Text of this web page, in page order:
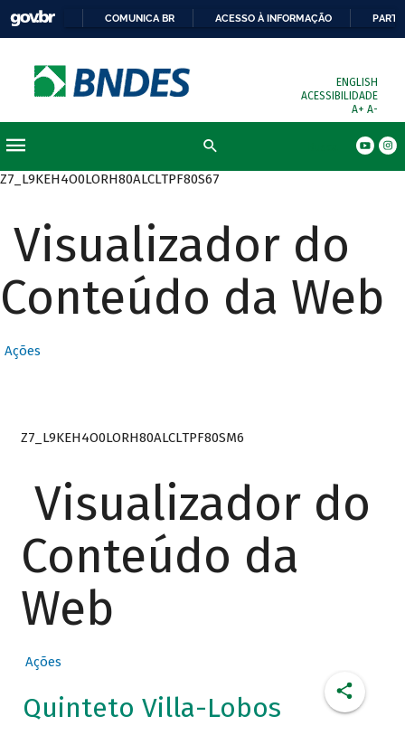
COMUNICA BR ACESSO À INFORMAÇÃO
ENGLISH
ACESSIBILIDADE
A+ A-
Z7_L9KEH4O0LORH80ALCLTPF80S67
Visualizador do
Conteúdo da Web
Ações
Z7_L9KEH4O0LORH80ALCLTPF80SM6
Visualizador do
Conteúdo da
Web
Ações
Quinteto Villa-Lobos